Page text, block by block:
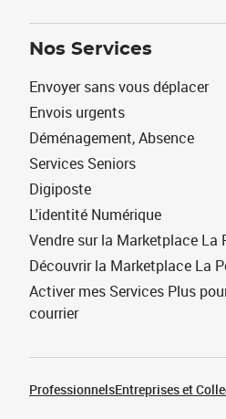
Nos Services
Envoyer sans vous déplacer
Envois urgents
Déménagement, Absence
Services Seniors
Digiposte
L'identité Numérique
Vendre sur la Marketplace La
Découvrir la Marketplace La
Activer mes Services Plus
courrier
ProfessionnelsEntreprises et